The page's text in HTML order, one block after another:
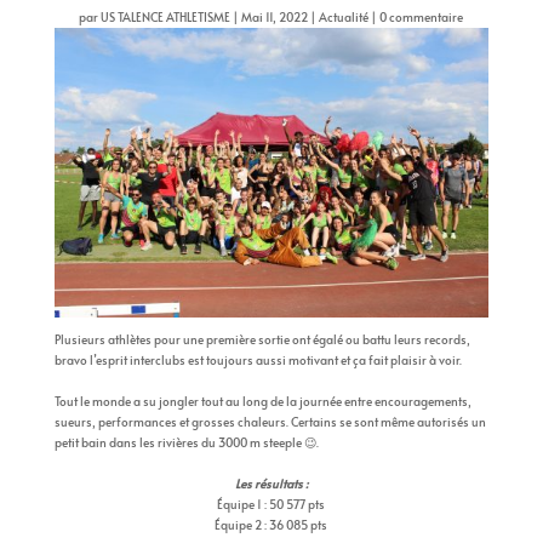
parUS TALENCE ATHLETISME |Mai 11, 2022 |Actualité |0 commentaire
Plusieurs athlètes pour une première sortie ont égalé ou battu leurs records,
bravo l’esprit interclubs est toujours aussi motivant et ça fait plaisir à voir.
Tout le monde a su jongler tout au long de la journée entre encouragements,
sueurs, performances et grosses chaleurs. Certains se sont même autorisés un
petit bain dans les rivières du 3000 m steeple 😉.
Les résultats :
Équipe 1 : 50 577 pts
Équipe 2 : 36 085 pts